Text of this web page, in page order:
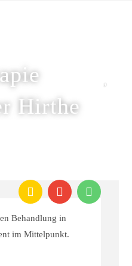
Hirthe
Behandlung in
im Mittelpunkt.